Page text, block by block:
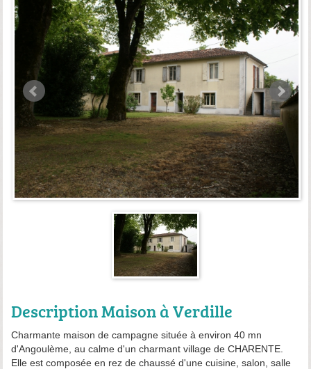
Description Maison à Verdille
Charmante maison de campagne située à environ 40 mn
d'Angoulème, au calme d'un charmant village de CHARENTE.
Elle est composée en rez de chaussé d'une cuisine, salon, salle